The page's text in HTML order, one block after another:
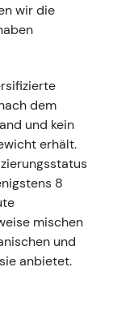
wir die
dem
und kein
erhält.
8
mischen
und
anbietet.